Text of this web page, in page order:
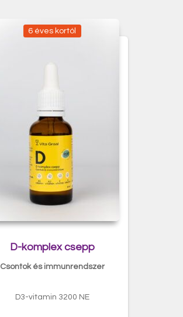
6 éves kortól
D-komplex csepp
Csontok és immunrendszer
D3-vitamin 3200 NE